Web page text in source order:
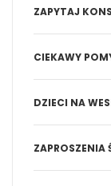
ZAPYTAJ
CIEKAWY
DZIECI NA
ZAPROSZENIA